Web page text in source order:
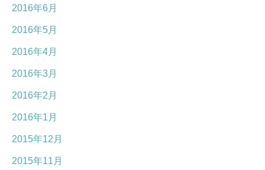
2016年6月
2016年5月
2016年4月
2016年3月
2016年2月
2016年1月
2015年12月
2015年11月